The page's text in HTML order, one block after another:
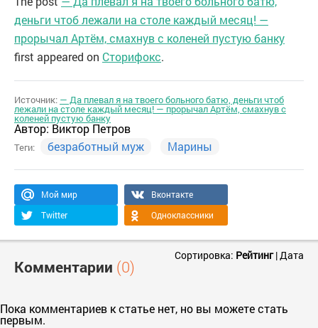
деньги чтоб лежали на столе каждый месяц! —
прорычал Артём, смахнув с коленей пустую банку
first appeared on Сторифокс.
Источник: — Да плевал я на твоего больного батю, деньги чтоб
лежали на столе каждый месяц! — прорычал Артём, смахнув с
коленей пустую банку
Автор: Виктор Петров
Теги: безработный муж Марины
Мой мир
Вконтакте
Twitter
Одноклассники
Комментарии (0)
Сортировка: Рейтинг|Дата
Пока комментариев к статье нет, но вы можете стать
первым.